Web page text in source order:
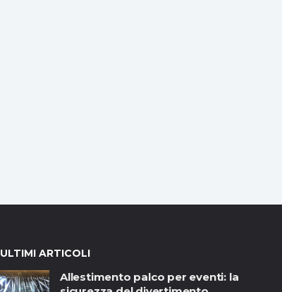
ULTIMI ARTICOLI
Allestimento palco per eventi: la